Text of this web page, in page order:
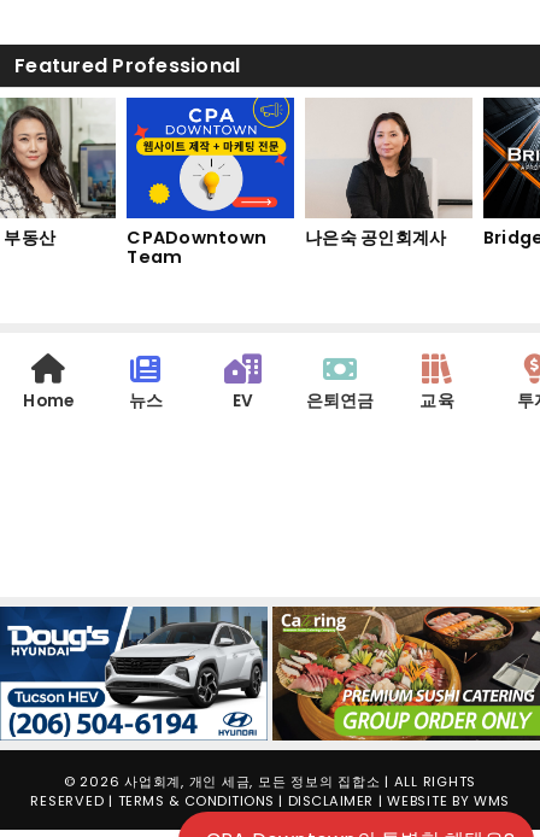
Featured Professional
동산
CPADowntown
Team
나은숙 공인회계사 Bridge
Home 뉴스 EV 은퇴연금 교육
© 2026 사업회계, 개인 세금, 모든 정보의 집합소 | ALL RIGHTS
PC 버젼 보기|Mobile 버젼 보기